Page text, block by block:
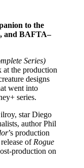
to the
and BAFTA–
Series)
at the production
designs
went into
series.
star Diego
author Phil
’s production
of Rogue
production on